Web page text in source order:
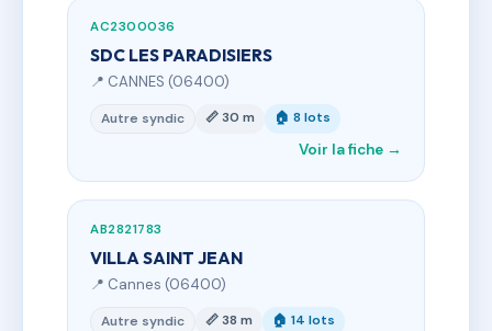
AC2300036
SDC LES PARADISIERS
📍 CANNES (06400)
Autre syndic 📏 30 m 🏠 8 lots
Voir la fiche →
AB2821783
VILLA SAINT JEAN
📍 Cannes (06400)
Autre syndic 📏 38 m 🏠 14 lots